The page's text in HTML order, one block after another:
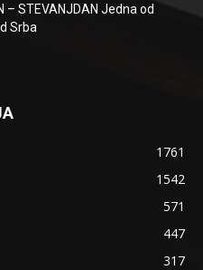
– STEVANJDAN Jedna od
Srba
1761
1542
571
447
317